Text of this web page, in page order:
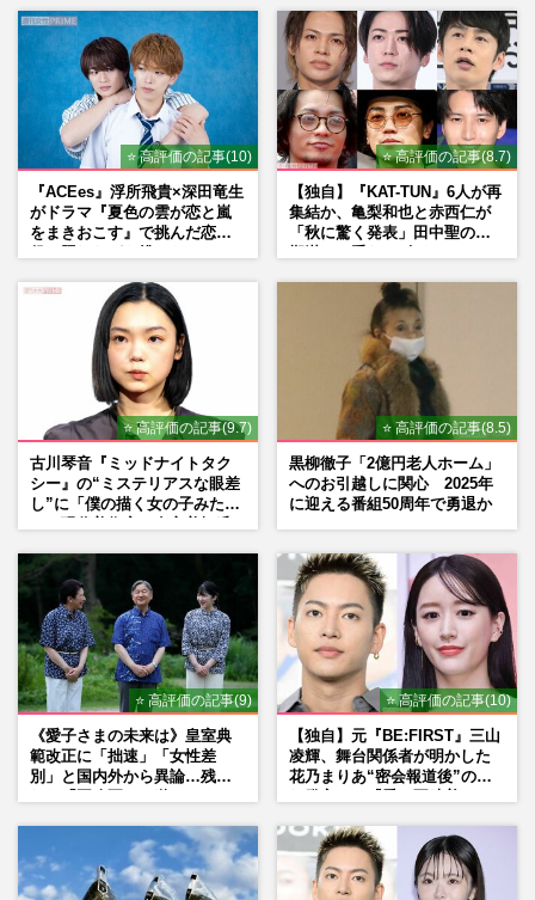
⭐ 高評価の記事(10)
『ACEes』浮所飛貴×深田竜生
がドラマ『夏色の雲が恋と嵐
をまきおこす』で挑んだ恋人
⭐ 高評価の記事(8.7)
【独自】『KAT-TUN』6人が再
集結か、亀梨和也と赤西仁が
「秋に驚く発表」田中聖の刑
⭐ 高評価の記事(9.7)
古川琴音『ミッドナイトタク
シー』の“ミステリアスな眼差
し”に「僕の描く女の子みた
⭐ 高評価の記事(8.5)
黒柳徹子「2億円老人ホーム」
へのお引越しに関心 2025年
に迎える番組50周年で勇退か
⭐ 高評価の記事(9)
《愛子さまの未来は》皇室典
範改正に「拙速」「女性差
別」と国内外から異論…残さ
⭐ 高評価の記事(10)
【独自】元『BE:FIRST』三山
凌輝、舞台関係者が明かした
花乃まりあ“密会報道後”の呆